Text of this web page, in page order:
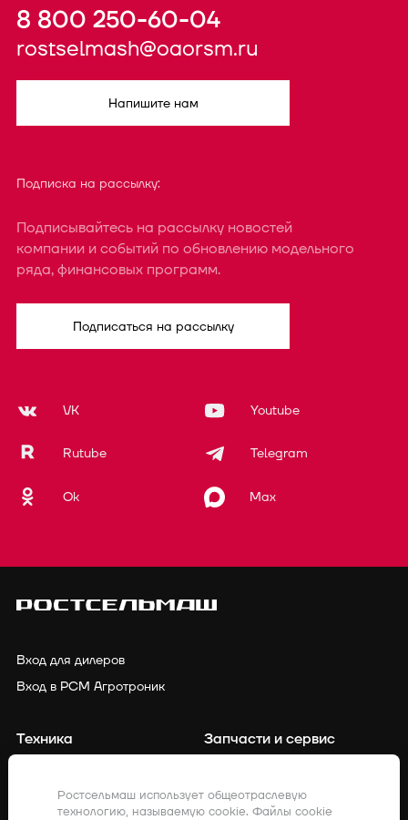
8 800 250-60-04
rostselmash@oaorsm.ru
Напишите нам
Подписка на рассылку:
Подписывайтесь на рассылку новостей
компании и событий по обновлению модельного
ряда, финансовых программ.
Подписаться на рассылку
VK Youtube
Rutube Telegram
Ok Max
Вход для дилеров
Вход в РСМ Агротроник
Техника
Точное земледелие
Запчасти и сервис
Клиенты о нас
Ростсельмаш использует общеотраслевую
технологию, называемую cookie. Файлы cookie